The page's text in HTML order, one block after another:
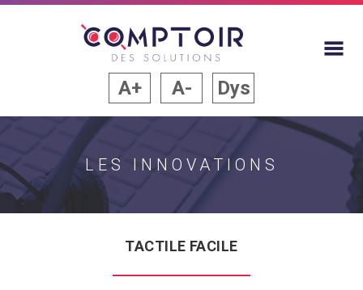
A+ A- Dys
LES INNOVATIONS
TACTILE FACILE